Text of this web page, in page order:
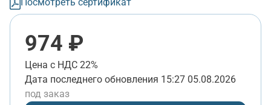
974 ₽
Цена с НДС 22%
Дата последнего обновления 15:27 05.08.2026
под заказ